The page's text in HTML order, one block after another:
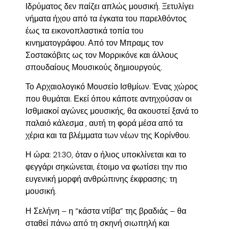
Ιδρύματος δεν παίζει απλώς μουσική. Ξετυλίγει
νήματα ήχου από τα έγκατα του παρελθόντος
έως τα εικονοπλαστικά τοπία του
κινηματογράφου. Από τον Μπραμς τον
Σοστακόβιτς ως τον Μορρικόνε και άλλους
σπουδαίους Μουσικούς δημιουργούς.
Το Αρχαιολογικό Μουσείο Ισθμίων. Ένας χώρος
που θυμάται. Εκεί όπου κάποτε αντηχούσαν οι
Ισθμιακοί αγώνες μουσικής, θα ακουστεί ξανά το
παλαιό κάλεσμα , αυτή τη φορά μέσα από τα
χέρια και τα βλέμματα των νέων της Κορίνθου.
Η ώρα: 21:30, όταν ο ήλιος υποκλίνεται και το
φεγγάρι σηκώνεται, έτοιμο να φωτίσει την πιο
ευγενική μορφή ανθρώπινης έκφρασης: τη
μουσική.
Η Σελήνη – η “κάστα ντίβα” της βραδιάς – θα
σταθεί πάνω από τη σκηνή σιωπηλή και